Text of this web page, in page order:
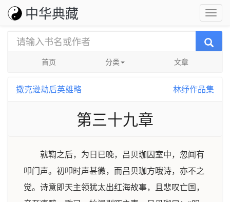
中华典藏
首页 分类 文章
撒克逊劫后英雄略 林纾作品集
第三十九章
就鞫之后，为日已晚，吕贝珈囚室中，忽闻有
叩门声。初叩时声甚微，而吕贝珈方哦诗，亦不之
觉。诗意即天主领犹太出红海故事，且悲叹亡国，